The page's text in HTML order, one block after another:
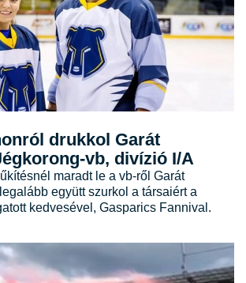
drukkol Garát
vb, divízió I/A
maradt le a vb-ről Garát
együtt szurkol a társaiért a
kedvesével, Gasparics Fannival.